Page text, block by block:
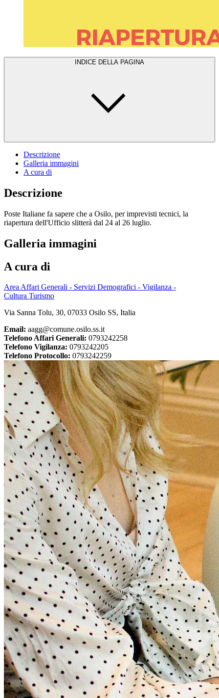
INDICE DELLA PAGINA
Descrizione
Galleria immagini
A cura di
Descrizione
Poste Italiane fa sapere che a Osilo, per imprevisti tecnici, la
riapertura dell'Ufficio slitterà dal 24 al 26 luglio.
Galleria immagini
A cura di
Area Affari Generali - Servizi Demografici - Vigilanza -
Cultura Turismo
Via Sanna Tolu, 30, 07033 Osilo SS, Italia
Email: aagg@comune.osilo.ss.it
Telefono Affari Generali: 0793242258
Telefono Vigilanza: 0793242205
Telefono Protocollo: 0793242259